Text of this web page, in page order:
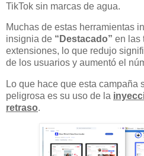
TikTok sin marcas de agua.
Muchas de estas herramientas
insignia de “Destacado” en las
extensiones, lo que redujo
de los usuarios y aumentó el
Lo que hace que esta campaña
peligrosa es su uso de la
retraso.